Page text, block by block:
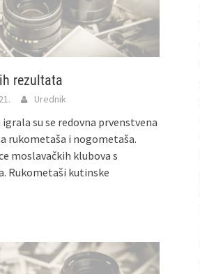
rezultata
Urednik
su se redovna prvenstvena
rukometaša i nogometaša.
moslavačkih klubova s
Rukometaši kutinske